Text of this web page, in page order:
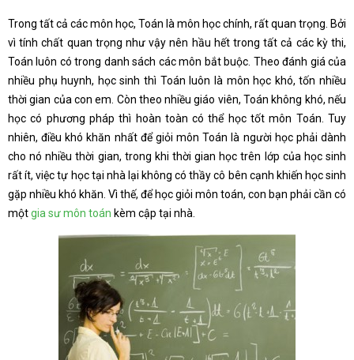
Trong tất cả các môn học, Toán là môn học chính, rất quan trọng. Bởi
vì tính chất quan trọng như vậy nên hầu hết trong tất cả các kỳ thi,
Toán luôn có trong danh sách các môn bắt buộc. Theo đánh giá của
nhiều phụ huynh, học sinh thì Toán luôn là môn học khó, tốn nhiều
thời gian của con em. Còn theo nhiều giáo viên, Toán không khó, nếu
học có phương pháp thì hoàn toàn có thể học tốt môn Toán. Tuy
nhiên, điều khó khăn nhất để giỏi môn Toán là người học phải dành
cho nó nhiều thời gian, trong khi thời gian học trên lớp của học sinh
rất ít, việc tự học tại nhà lại không có thầy cô bên cạnh khiến học sinh
gặp nhiều khó khăn. Vì thế, để học giỏi môn toán, con bạn phải cần có
mộtgia sư môn toán kèm cập tại nhà.